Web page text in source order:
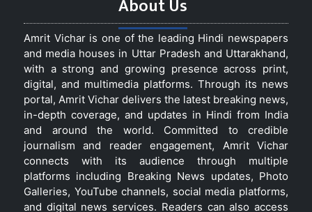
About Us
Amrit Vichar is one of the leading Hindi newspapers
and media houses in Uttar Pradesh and Uttarakhand,
with a strong and growing presence across print,
digital, and multimedia platforms. Through its news
portal, Amrit Vichar delivers the latest breaking news,
in-depth coverage, and updates in Hindi from India
and around the world. Committed to credible
journalism and reader engagement, Amrit Vichar
connects with its audience through multiple
platforms including Breaking News updates, Photo
Galleries, YouTube channels, social media platforms,
and digital news services. Readers can also access